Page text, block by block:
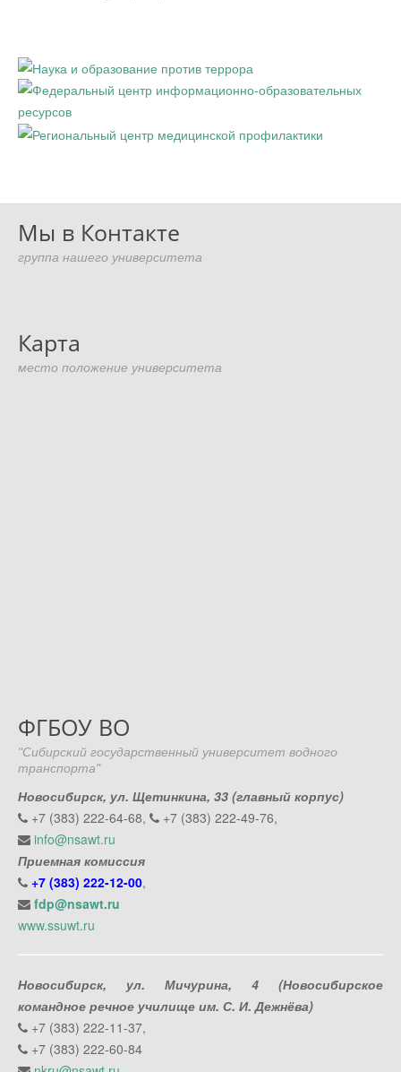
Мы в Контакте
группа нашего университета
Карта
место положение университета
ФГБОУ ВО
"Сибирский государственный университет водного
транспорта"
Новосибирск, ул. Щетинкина, 33 (главный корпус)
+7 (383) 222-64-68,
+7 (383) 222-49-76,
info@nsawt.ru
Приемная комиссия
+7 (383) 222-12-00,
fdp@nsawt.ru
www.ssuwt.ru
Новосибирск, ул. Мичурина, 4 (Новосибирское
командное речное училище им. С. И. Дежнёва)
+7 (383) 222-11-37,
+7 (383) 222-60-84